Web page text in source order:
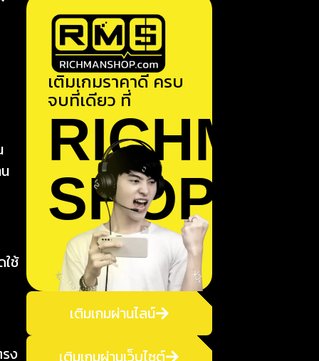
ช้
ง
เติมเกมราคาดี ครบ
จบที่เดียว ที่
SHOP
เติมเกมผ่านไลน์